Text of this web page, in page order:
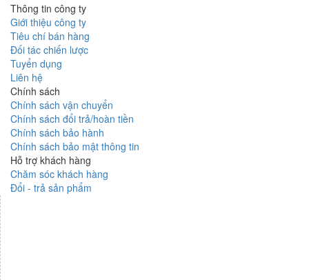
Thông tin công ty
Giới thiệu công ty
Tiêu chí bán hàng
Đối tác chiến lược
Tuyển dụng
Liên hệ
Chính sách
Chính sách vận chuyển
Chính sách đổi trả/hoàn tiền
Chính sách bảo hành
Chính sách bảo mật thông tin
Hỗ trợ khách hàng
Chăm sóc khách hàng
Đổi - trả sản phẩm